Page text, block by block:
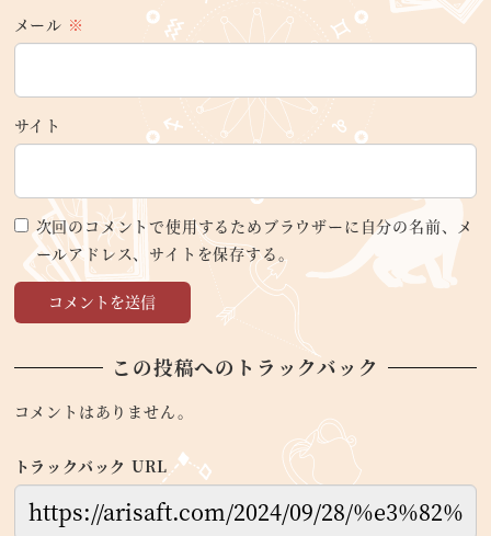
メール ※
サイト
次回のコメントで使用するためブラウザーに自分の名前、メ
ールアドレス、サイトを保存する。
この投稿へのトラックバック
コメントはありません。
トラックバック URL